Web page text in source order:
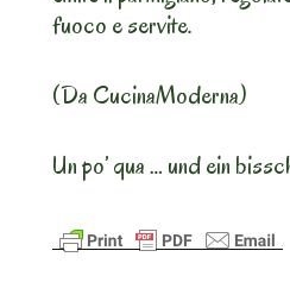
fuoco e servite.
(Da CucinaModerna)
Un po’ qua … und ein